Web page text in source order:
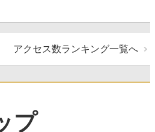
アクセス数ランキング一覧へ
プ